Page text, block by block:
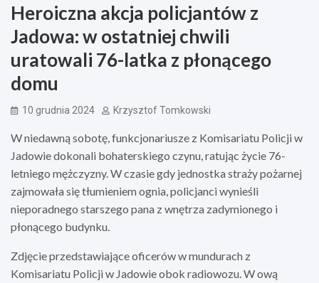
Heroiczna akcja policjantów z
Jadowa: w ostatniej chwili
uratowali 76-latka z płonącego
domu
10 grudnia 2024 Krzysztof Tomkowski
W niedawną sobotę, funkcjonariusze z Komisariatu Policji w
Jadowie dokonali bohaterskiego czynu, ratując życie 76-
letniego mężczyzny. W czasie gdy jednostka straży pożarnej
zajmowała się tłumieniem ognia, policjanci wynieśli
nieporadnego starszego pana z wnętrza zadymionego i
płonącego budynku.
Zdjęcie przedstawiające oficerów w mundurach z
Komisariatu Policji w Jadowie obok radiowozu. W ową